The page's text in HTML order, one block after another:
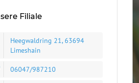
Filiale
Heegwaldring 21, 63694
Limeshain
06047/987210